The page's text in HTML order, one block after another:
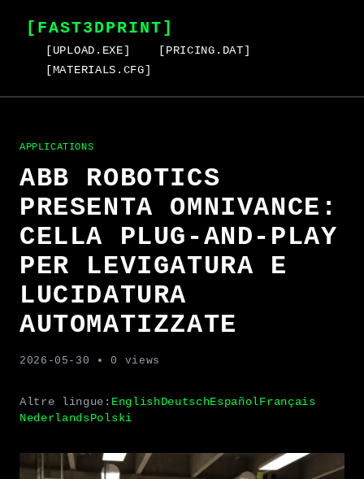
[FAST3DPRINT]
[UPLOAD.EXE]
[PRICING.DAT]
[MATERIALS.CFG]
APPLICATIONS
ABB ROBOTICS
PRESENTA OMNIVANCE:
CELLA PLUG-AND-PLAY
PER LEVIGATURA E
LUCIDATURA
AUTOMATIZZATE
2026-05-30 • 0 views
Altre lingue: EnglishDeutschEspañolFrançais
NederlandsPolski